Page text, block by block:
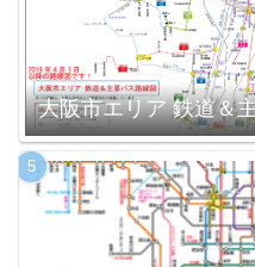
大阪市エリア 鉄道＆